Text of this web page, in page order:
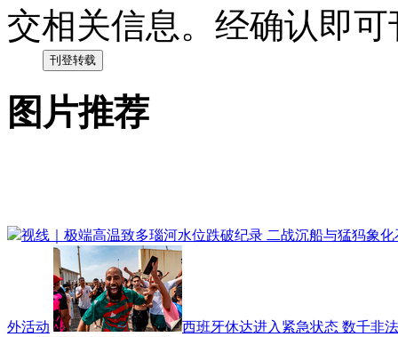
交相关信息。经确认即
图片推荐
视线｜极端高温致多瑙河水位跌破纪录 二战沉船与猛犸象
外活动 西班牙休达进入紧急状态 数千非